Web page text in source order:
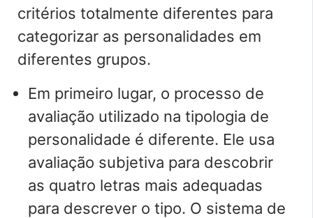
critérios totalmente diferentes para
categorizar as personalidades em
diferentes grupos.
Em primeiro lugar, o processo de
avaliação utilizado na tipologia de
personalidade é diferente. Ele usa
avaliação subjetiva para descobrir
as quatro letras mais adequadas
para descrever o tipo. O sistema de